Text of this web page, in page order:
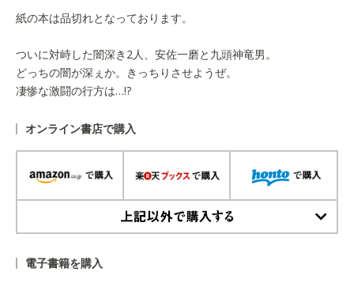
紙の本は品切れとなっております。
ついに対峙した闇深き2人、安佐一磨と九頭神竜男。
どっちの闇が深ぇか。きっちりさせようぜ。
凄惨な激闘の行方は…!?
オンライン書店で購入
電子書籍を購入